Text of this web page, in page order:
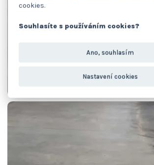
cookies.
Souhlasíte s používáním cookies?
Ano, souhlasím
Nastavení cookies